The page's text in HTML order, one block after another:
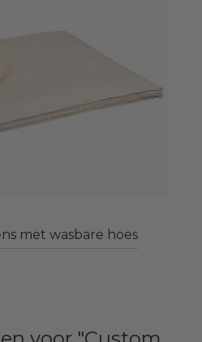
met wasbare hoes